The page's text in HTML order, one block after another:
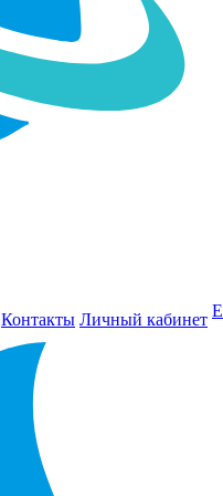
Контакты Личный кабинет